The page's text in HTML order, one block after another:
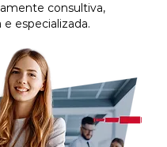
consultiva,
especializada.